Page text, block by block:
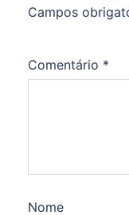
Campos
Comentário *
Nome